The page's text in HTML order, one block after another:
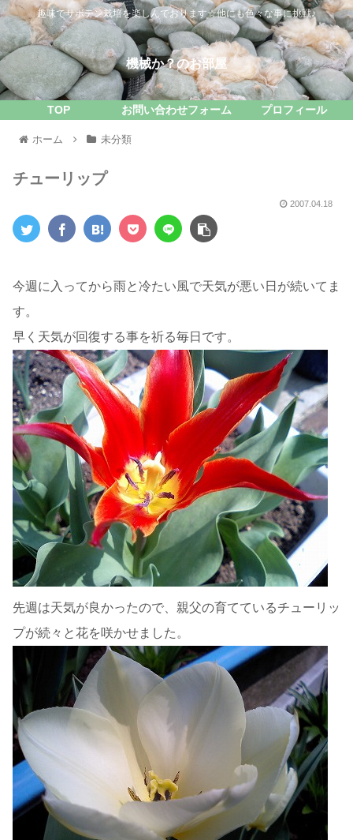
趣味でサボテン栽培を楽しんでおります☆他にも色々な事に挑戦♪
機械か？のお部屋
TOP お問い合わせフォーム プロフィール
ホーム 未分類
チューリップ
2007.04.18
今週に入ってから雨と冷たい風で天気が悪い日が続いてま
す。
早く天気が回復する事を祈る毎日です。
先週は天気が良かったので、親父の育てているチューリッ
プが続々と花を咲かせました。